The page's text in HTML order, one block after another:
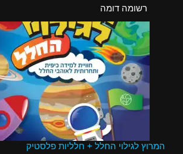
בהקשר ל-
רשומה דומה
המרוץ לגילוי החלל + חלליות פלסטיק